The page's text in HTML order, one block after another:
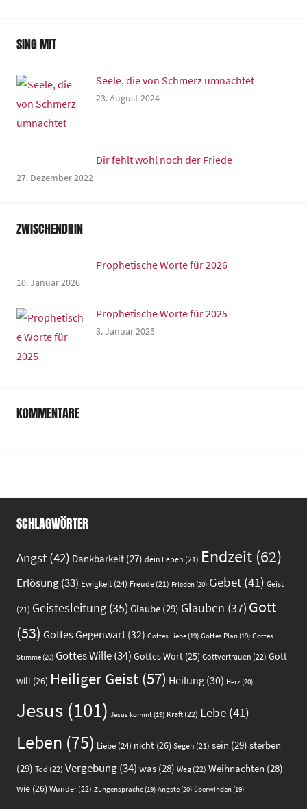
SING MIT
Seele, die von Schmerz umnachtet
23. August 2024
Dir fehlt wohl noch der Friede
27. Dezember 2022
ZWISCHENDRIN
Prophetische Worte für 2026
10. Januar 2026
Prophetische Worte für 2025
3. Januar 2025
KOMMENTARE
SCHLAGWÖRTER
Angst (42) Dankbarkeit (27) dein Leben (21) Endzeit (62)
Erlösung(33) Ewigkeit (24) Freude (21) Frieden (20) Gebet (41) Geist
(21) Geistesleitung (35) Glaube (29) Glauben (37) Gott
(53) Gottes Gegenwart (32) Gottes Liebe (19) Gottes Plan (19) Gottes
Stimme (20) Gottes Wille(34) Gottes Wort (25) Gottvertrauen (22) Gott
will (26) Heiliger Geist (57) Heilung (30) Herz (20)
Jesus (101) Jesus kommt (19) Kraft (22) Lebe (41)
Leben (75) Liebe (24) nicht (26) Segen (21) sein (29) sterben
(29) Tod (22) Vergebung(34) was (28) Weg (22) Weihnachten (28)
wie (26) Wunder (22) Zungensprache (19) Ängste (20) überwinden (19)